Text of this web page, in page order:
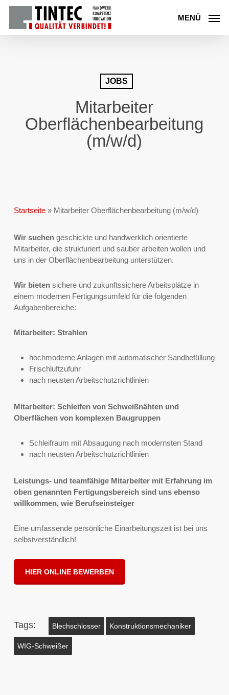
Skip
main
MENÜ
JOBS
Mitarbeiter
Oberflächenbearbeitung
(m/w/d)
Startseite» Mitarbeiter Oberflächenbearbeitung (m/w/d)
Wir suchengeschickte und handwerklich orientierte
Mitarbeiter, die strukturiert und sauber arbeiten wollen und
uns in der Oberflächenbearbeitung unterstützen.
Wir bietensichere und zukunftssichere Arbeitsplätze in
einem modernen Fertigungsumfeld für die folgenden
Aufgabenbereiche:
Mitarbeiter: Strahlen
hochmoderne Anlagen mit automatischer Sandbefüllung
Frischluftzufuhr
nach neusten Arbeitschutzrichtlinien
Mitarbeiter: Schleifen von Schweißnähten und
Oberflächen von komplexen Baugruppen
Schleifraum mit Absaugung nach modernsten Stand
nach neusten Arbeitschutzrichtlinien
Leistungs- und teamfähige Mitarbeiter mit Erfahrung im
oben genannten Fertigungsbereich sind uns ebenso
willkommen, wie Berufseinsteiger
Eine umfassende persönliche Einarbeitungszeit ist bei uns
selbstverständlich!
HIER ONLINE BEWERBEN
Tags: Blechschlosser Konstruktionsmechaniker
WIG-Schweißer